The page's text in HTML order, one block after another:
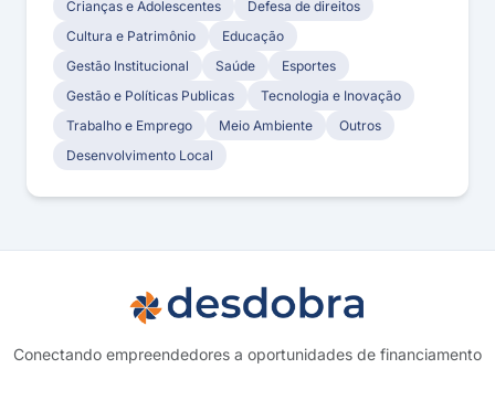
Crianças e Adolescentes
Defesa de direitos
Cultura e Patrimônio
Educação
Gestão Institucional
Saúde
Esportes
Gestão e Políticas Publicas
Tecnologia e Inovação
Trabalho e Emprego
Meio Ambiente
Outros
Desenvolvimento Local
Conectando empreendedores a oportunidades de financiamento